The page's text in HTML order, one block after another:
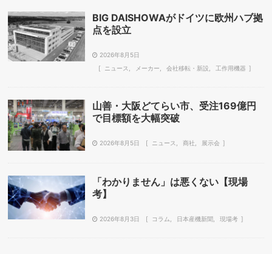
BIG DAISHOWAがドイツに欧州ハブ拠
点を設立
2026年8月5日
ニュース
メーカー 会社移転・新設 工作用機器
山善・大阪どてらい市、受注169億円
で目標額を大幅突破
2026年8月5日 ニュース 商社 展示会
「わかりません」は悪くない【現場
考】
2026年8月3日 コラム 日本産機新聞 現場考